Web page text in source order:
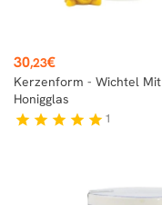
Preis
30,23€
Kerzenform - Wichtel Mit
Honigglas
star star star star star 1